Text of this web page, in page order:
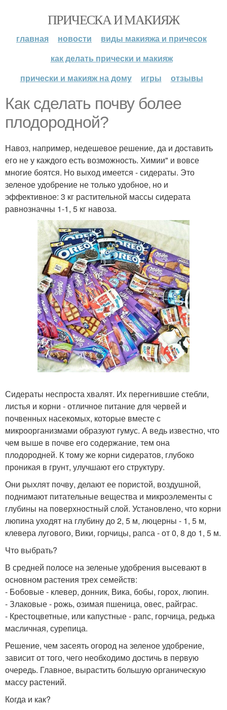
ПРИЧЕСКА И МАКИЯЖ
главная новости
виды макияжа и причесок
как делать прически и макияж
прически и макияж на дому
игры отзывы
Как сделать почву более
плодородной?
Навоз, например, недешевое решение, да и доставить
его не у каждого есть возможность. Химии" и вовсе
многие боятся. Но выход имеется - сидераты. Это
зеленое удобрение не только удобное, но и
эффективное: 3 кг растительной массы сидерата
равнозначны 1-1, 5 кг навоза.
Сидераты неспроста хвалят. Их перегнившие стебли,
листья и корни - отличное питание для червей и
почвенных насекомых, которые вместе с
микроорганизмами образуют гумус. А ведь известно, что
чем выше в почве его содержание, тем она
плодородней. К тому же корни сидератов, глубоко
проникая в грунт, улучшают его структуру.
Они рыхлят почву, делают ее пористой, воздушной,
поднимают питательные вещества и микроэлементы с
глубины на поверхностный слой. Установлено, что корни
люпина уходят на глубину до 2, 5 м, люцерны - 1, 5 м,
клевера лугового, Вики, горчицы, рапса - от 0, 8 до 1, 5 м.
Что выбрать?
В средней полосе на зеленые удобрения высевают в
основном растения трех семейств:
- Бобовые - клевер, донник, Вика, бобы, горох, люпин.
- Злаковые - рожь, озимая пшеница, овес, райграс.
- Крестоцветные, или капустные - рапс, горчица, редька
масличная, сурепица.
Решение, чем засеять огород на зеленое удобрение,
зависит от того, чего необходимо достичь в первую
очередь. Главное, вырастить большую органическую
массу растений.
Когда и как?